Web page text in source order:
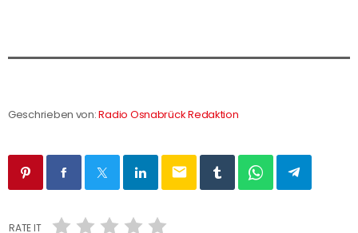
Geschrieben von:Radio Osnabrück Redaktion
email
RATE IT